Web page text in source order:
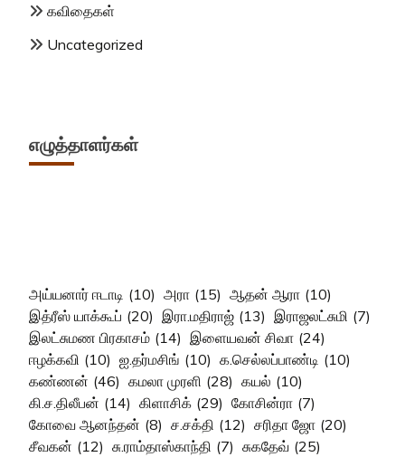
கவிதைகள்
Uncategorized
எழுத்தாளர்கள்
அய்யனார் ஈடாடி (10) அரா (15) ஆதன் ஆரா (10)
இத்ரீஸ் யாக்கூப் (20) இரா.மதிராஜ் (13) இராஜலட்சுமி (7)
இலட்சுமண பிரகாசம் (14) இளையவன் சிவா (24)
ஈழக்கவி (10) ஐ.தர்மசிங் (10) க.செல்லப்பாண்டி (10)
கண்ணன் (46) கமலா முரளி (28) கயல் (10)
கி.ச.திலீபன் (14) கிளாசிக் (29) கோசின்ரா (7)
கோவை ஆனந்தன் (8) ச.சக்தி (12) சரிதா ஜோ (20)
சீவகன் (12) சு.ராம்தாஸ்காந்தி (7) சுகதேவ் (25)